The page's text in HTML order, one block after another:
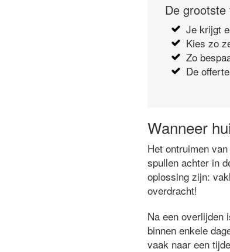
De grootste
Je krijgt
Kies zo
Zo
De
Wanneer
Het ontruimen
spullen achter in
oplossing zijn:
overdracht!
Na een overlijden
binnen enkele
vaak naar een